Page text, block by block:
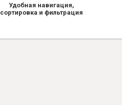
Удобная навигация,
сортировка и фильтрация